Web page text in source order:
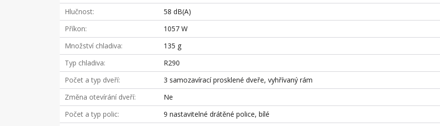
Hlučnost
58 dB(A)
Příkon
1057 W
Množství chladiva
135 g
Typ chladiva
R290
Počet a typ dveří
3 samozavírací prosklené dveře, vyhřívaný rám
Změna otevírání dveří
Ne
Počet a typ polic
9 nastavitelné drátěné police, bílé